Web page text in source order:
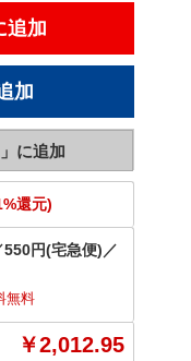
還元)
550円(宅急便) ／
無料
￥2,012.95